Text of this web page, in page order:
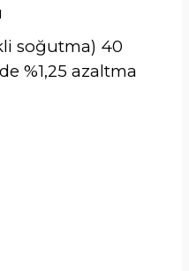
soğutma) 40
%1,25 azaltma